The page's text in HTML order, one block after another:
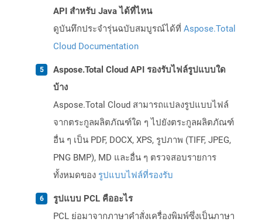
API สำหรับ Java ได้ที่ไหน
ดูบันทึกประจำรุ่นฉบับสมบูรณ์ได้ที่ Aspose.Total
Cloud Documentation
Aspose.Total Cloud API รองรับไฟล์รูปแบบใด
บ้าง
Aspose.Total Cloud สามารถแปลงรูปแบบไฟล์
จากตระกูลผลิตภัณฑ์ใด ๆ ไปยังตระกูลผลิตภัณฑ์
อื่น ๆ เป็น PDF, DOCX, XPS, รูปภาพ (TIFF, JPEG,
PNG BMP), MD และอื่น ๆ ตรวจสอบรายการ
ทั้งหมดของ รูปแบบไฟล์ที่รองรับ
รูปแบบ PCL คืออะไร
PCL ย่อมาจากภาษาคำสั่งเครื่องพิมพ์ซึ่งเป็นภาษา